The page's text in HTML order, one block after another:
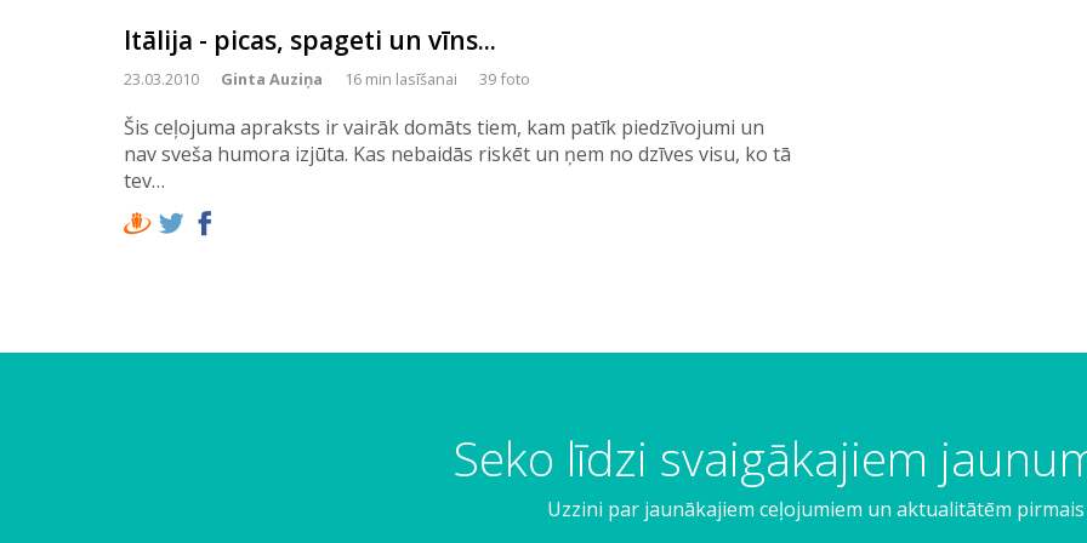
Itālija - picas, spageti un vīns...
23.03.2010 Ginta Auziņa 16 min lasīšanai 39 foto
Šis ceļojuma apraksts ir vairāk domāts tiem, kam patīk piedzīvojumi un
nav sveša humora izjūta. Kas nebaidās riskēt un ņem no dzīves visu, ko tā
tev…
Seko līdzi svaigākajiem
Uzzini par jaunākajiem ceļojumiem un aktualitātēm pirmais